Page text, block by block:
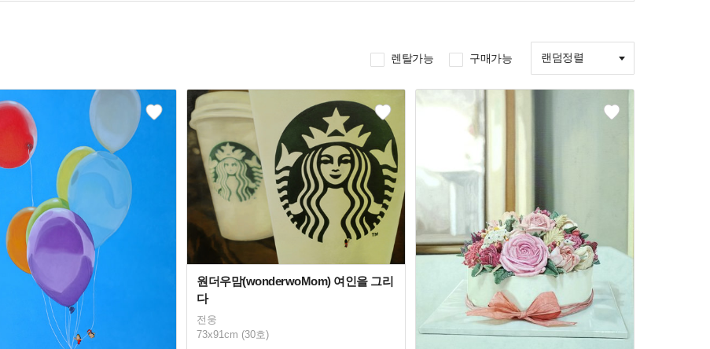
렌탈가능 구매가능 랜덤정렬
원더우맘(wonderwoMom) 여인을 그리
다
전웅
73x91cm (30호)